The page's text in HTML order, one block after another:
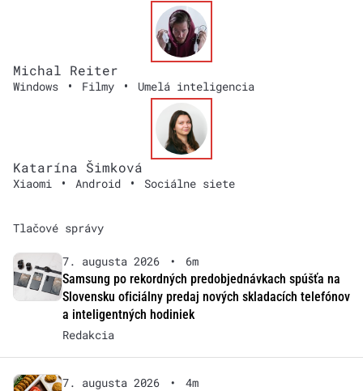
Michal Reiter
Windows • Filmy • Umelá inteligencia
Katarína Šimková
Xiaomi • Android • Sociálne siete
Tlačové správy
7. augusta 2026 •
6m
Samsung po rekordných predobjednávkach spúšťa na
Slovensku oficiálny predaj nových skladacích telefónov
a inteligentných hodiniek
Redakcia
7. augusta 2026 •
4m